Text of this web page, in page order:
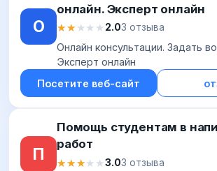
О
онлайн. Эксперт онлайн
★★★★★
★★★★★2.03 отзыва
Онлайн консультации. Задать
Эксперт онлайн
Посетите веб-сайт
П
Помощь студентам в
работ
★★★★★
★★★★★3.03 отзыва